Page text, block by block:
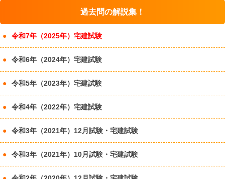
過去問の解説集！
令和7年（2025年）宅建試験
令和6年（2024年）宅建試験
令和5年（2023年）宅建試験
令和4年（2022年）宅建試験
令和3年（2021年）12月試験・宅建試験
令和3年（2021年）10月試験・宅建試験